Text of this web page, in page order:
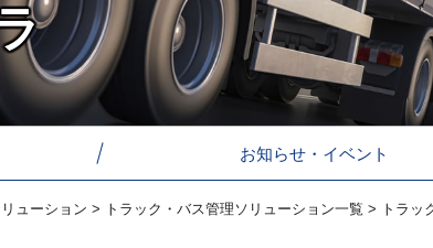
お知らせ・イベント
ューション > トラック・バス管理ソリューション一覧 > トラッ